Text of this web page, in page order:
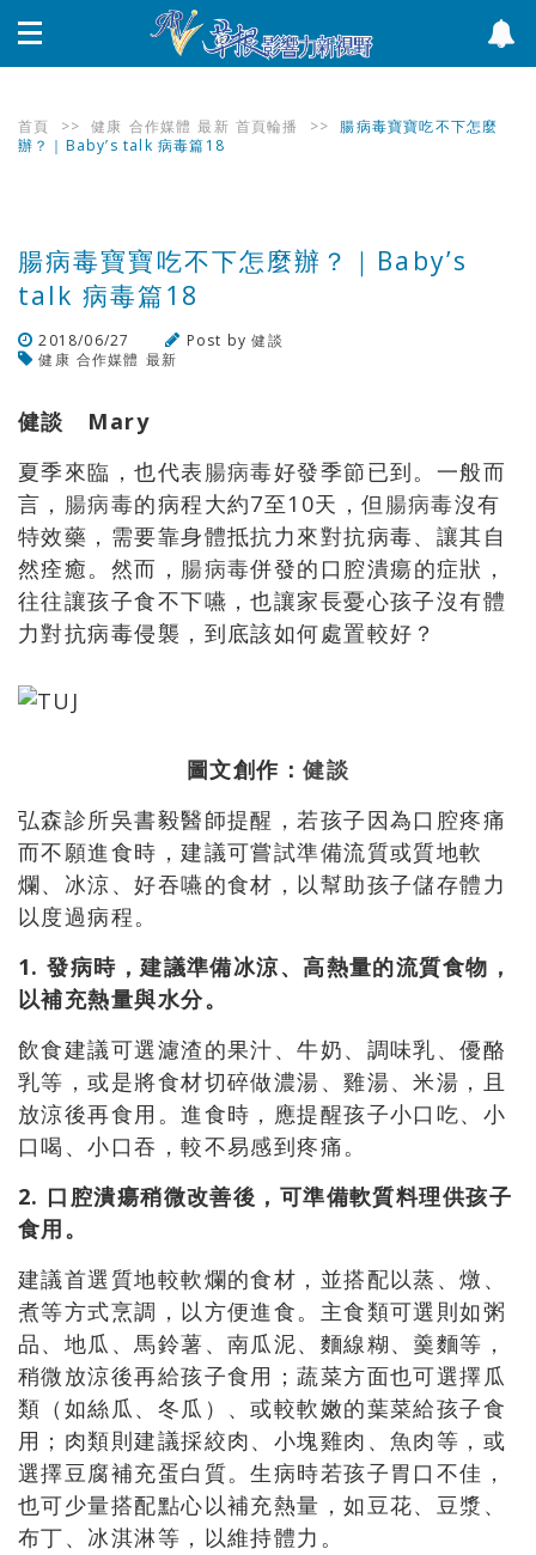
首頁 >> 健康 合作媒體 最新 首頁輪播 >>
腸病毒寶寶吃不下怎麼
辦？｜Baby’s talk 病毒篇18
腸病毒寶寶吃不下怎麼辦？｜Baby’s
talk 病毒篇18
2018/06/27 Post by健談
健康 合作媒體 最新
健談 Mary
夏季來臨，也代表腸病毒好發季節已到。一般而
言， 腸病毒的病程大約7至10天，但 腸病毒沒有
特效藥，需要靠身體抵抗力來對抗病毒、讓其自
然痊癒。然而， 腸病毒併發的口腔潰瘍的症狀，
往往讓孩子食不下嚥，也讓家長憂心孩子沒有體
力對抗病毒侵襲，到底該如何處置較好？
圖文創作：健談
弘森診所吳書毅醫師提醒，若孩子因為口腔疼痛
而不願進食時，建議可嘗試準備流質或質地軟
爛、冰涼、好吞嚥的食材，以幫助孩子儲存體力
以度過病程。
1. 發病時，建議準備冰涼、高熱量的流質食物，
以補充熱量與水分。
飲食建議可選濾渣的果汁、牛奶、調味乳、優酪
乳等，或是將食材切碎做濃湯、雞湯、米湯，且
放涼後再食用。進食時，應提醒孩子小口吃、小
口喝、小口吞，較不易感到疼痛。
2. 口腔潰瘍稍微改善後，可準備軟質料理供孩子
食用。
建議首選質地較軟爛的食材，並搭配以蒸、燉、
煮等方式烹調，以方便進食。主食類可選則如粥
品、地瓜、馬鈴薯、南瓜泥、麵線糊、羹麵等，
稍微放涼後再給孩子食用；蔬菜方面也可選擇瓜
類（如絲瓜、冬瓜）、或較軟嫩的葉菜給孩子食
用；肉類則建議採絞肉、小塊雞肉、魚肉等，或
選擇豆腐補充蛋白質。生病時若孩子胃口不佳，
也可少量搭配點心以補充熱量，如豆花、豆漿、
布丁、冰淇淋等，以維持體力。